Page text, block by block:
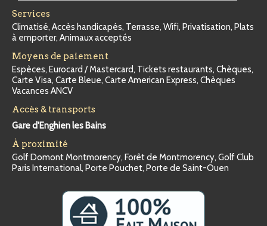
Services
Climatisé, Accès handicapés, Terrasse, Wifi, Privatisation, Plats
à emporter, Animaux acceptés
Moyens de paiement
Espèces, Eurocard / Mastercard, Tickets restaurants, Chèques,
Carte Visa, Carte Bleue, Carte American Express, Chèques
Vacances ANCV
Accès & transports
Gare d'Enghien les Bains
À proximité
Golf Domont Montmorency, Forêt de Montmorency, Golf Club
Paris International, Porte Pouchet, Porte de Saint-Ouen